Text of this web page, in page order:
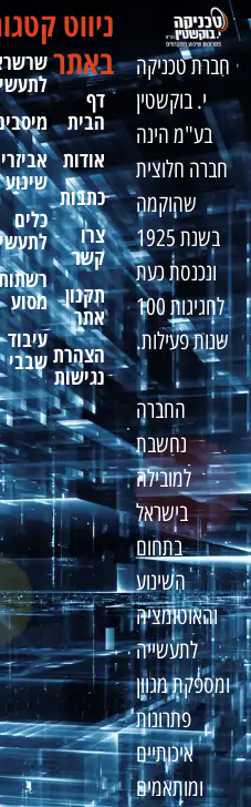
חברת טכניקה
י. בוקשטין
בע"מ הינה
חברה חלוצית
שהוקמה
בשנת 1925
ונכנסת כעת
לחגיגות 100
שנות פעילות.
החברה
נחשבת
למובילה
בישראל
בתחום
השינוע
והאוטומציה
לתעשייה
ומספקת מגוון
פתרונות
איכותיים
ומותאמים
ניווט
באתר
דף
הבית
אודות
כתבות
צרו
קשר
תקנון
אתר
הצהרת
נגישות
אביזרי
שינוע
כלים
מסוע
עיבוד
שבבי